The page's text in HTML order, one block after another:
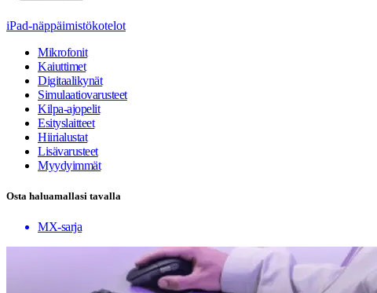
iPad-näppäimistökotelot
Mikrofonit
Kaiuttimet
Digitaalikynät
Simulaatiovarusteet
Kilpa-ajopelit
Esityslaitteet
Hiirialustat
Lisävarusteet
Myydyimmät
Osta haluamallasi tavalla
MX-sarja